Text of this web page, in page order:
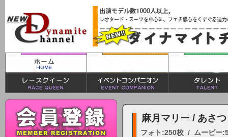
麻月マリー / あさ
フォト:250枚 / ムービー